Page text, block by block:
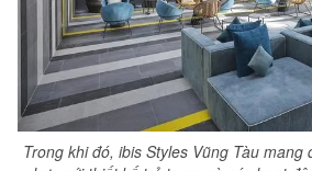
Trong khi đó, ibis Styles Vũng Tàu